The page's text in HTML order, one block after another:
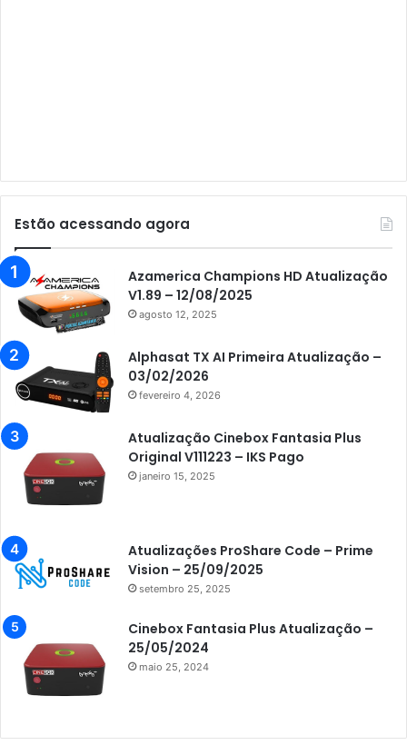
Audisat K10 Urus
Audisat K30 Aventador
Azamerica
Azamerica Beats
Azamerica Champions
Azamerica Champions IPTV
Azamerica Extremo IPTV
Azamerica F92 Plus
Azamerica Gold
Azamerica i7 IPTV
Azamerica King
Azamerica King GX PRO
Azamerica King IPTV
Azamerica Mobi
Estão acessando agora
Azamerica Champions HD Atualização
V1.89 – 12/08/2025
agosto 12, 2025
Alphasat TX AI Primeira Atualização –
03/02/2026
fevereiro 4, 2026
Atualização Cinebox Fantasia Plus
Original V111223 – IKS Pago
janeiro 15, 2025
Atualizações ProShare Code – Prime
Vision – 25/09/2025
setembro 25, 2025
Cinebox Fantasia Plus Atualização –
25/05/2024
maio 25, 2024